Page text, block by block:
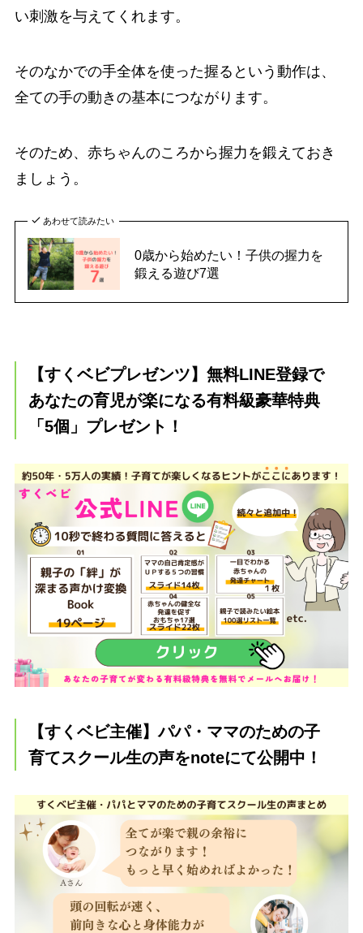
い刺激を与えてくれます。
そのなかでの手全体を使った握るという動作は、
全ての手の動きの基本につながります。
そのため、赤ちゃんのころから握力を鍛えておき
ましょう。
あわせて読みたい
0歳から始めたい！子供の握力を
鍛える遊び7選
【すくベビプレゼンツ】無料LINE登録で
あなたの育児が楽になる有料級豪華特典
「5個」プレゼント！
【すくベビ主催】パパ・ママのための子
育てスクール生の声をnoteにて公開中！